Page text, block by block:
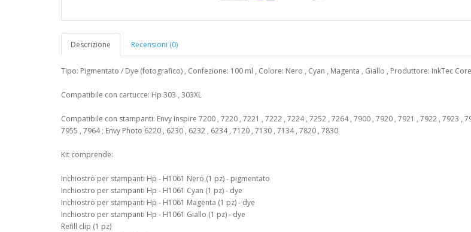
Descrizione Recensioni (0)
Tipo: Pigmentato / Dye (fotografico) , Confezione: 100 ml , Colore: Nero , Cyan , Magenta , Giallo , Produttore: InkTec
Compatibile con cartucce: Hp 303 , 303XL
Compatibile con stampanti: Envy Inspire 7200 , 7220 , 7221 , 7222 , 7224 , 7252 , 7264 , 7900 , 7920 , 7921 , 7922 , 7923 ,
7955 , 7964 ; Envy Photo 6220 , 6230 , 6232 , 6234 , 7120 , 7130 , 7134 , 7820 , 7830
Kit comprende:
Inchiostro per stampanti Hp - H1061 Nero (1 pz) - pigmentato
Inchiostro per stampanti Hp - H1061 Cyan (1 pz) - dye
Inchiostro per stampanti Hp - H1061 Magenta (1 pz) - dye
Inchiostro per stampanti Hp - H1061 Giallo (1 pz) - dye
Refill clip (1 pz)